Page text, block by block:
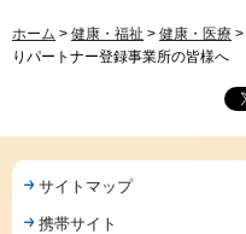
ホーム > 健康・福祉 > 健康・医療 >
りパートナー登録事業所の皆様へ
サイトマップ
携帯サイト